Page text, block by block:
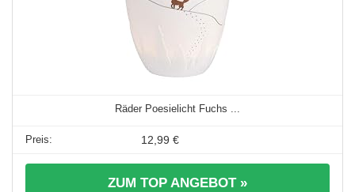
Räder Poesielicht Fuchs ...
12,99 €
ZUM TOP ANGEBOT »